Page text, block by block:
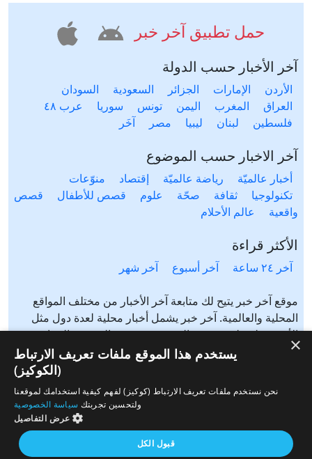
حمل تطبيق آخر خبر
آخر الأخبار حسب الدولة
الأردن الإمارات الجزائر السعودية
السودان
العراق
المغرب اليمن تونس سوريا
عرب ٤٨
فلسطين
لبنان ليبيا مصر آخَر
آخر الاخبار حسب الموضوع
أخبار عالميّة رياضة عالميّة إقتصاد
منوّعات
تكنولوجيا
ثقافة صحّة علوم قصص للأطفال
قصص
واقعية
عالم الأحلام
الأكثر قراءة
آخر ٢٤ ساعة آخر أسبوع آخر شهر
موقع آخر خبر يتيح لك متابعة آخر الأخبار من مختلف المواقع
المحلية والعالمية. آخر خبر يشمل أخبار محلية لعدة دول مثل
الأردن، فلسطين، مصر، السعودية، تونس، المغرب، الجزائر،
عرب ٤٨، لبنان، العراق، اليمن وغيرها آخر خبر يتيح متابعة أخبار
من شتى المواضيع مثل: أخبار محلية، أخبار عالمية، رياضة،
إقتصاد، ثقافة، منوعات وغيرها تابع الأخبار المحلية والعالمية من
مختلف المواقع الإخبارية: الجزيرة، العربية، بي بي سي، سي ان
×
يستخدم هذا الموقع ملفات تعريف الارتباط
(الكوكيز)
نحن نستخدم ملفات تعريف الارتباط (كوكيز) لفهم كيفية استخدامك لموقعنا
ولتحسين تجربتك سياسة الخصوصية
عرض التفاصيل
قبول الكل